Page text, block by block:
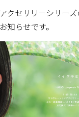
クセサリーシリー
知らせです。